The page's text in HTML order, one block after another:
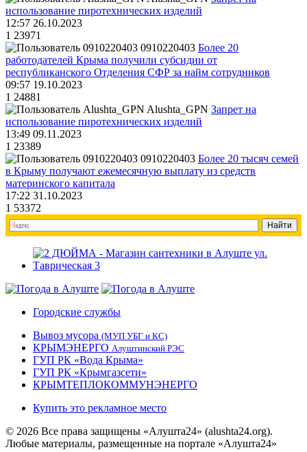
использование пиротехнических изделий
12:57 26.10.2023
1 23971
0910220403 Более 20
работодателей Крыма получили субсидии от
республиканского Отделения СФР за найм сотрудников
09:57 19.10.2023
1 24881
Alushta_GPN Запрет на
использование пиротехнических изделий
13:49 09.11.2023
1 23389
0910220403 Более 20 тысяч семей
в Крыму получают ежемесячную выплату из средств
материнского капитала
17:22 31.10.2023
1 53372
Городские службы
Вывоз мусора (МУП УБГ и КС)
КРЫМЭНЕРГО Алуштинский РЭС
ГУП РК «Вода Крыма»
ГУП РК «Крымгазсети»
КРЫМТЕПЛОКОММУНЭНЕРГО
Купить это рекламное место
© 2026 Все права защищены «Алушта24» (alushta24.org).
Любые материалы, размещенные на портале «Алушта24»